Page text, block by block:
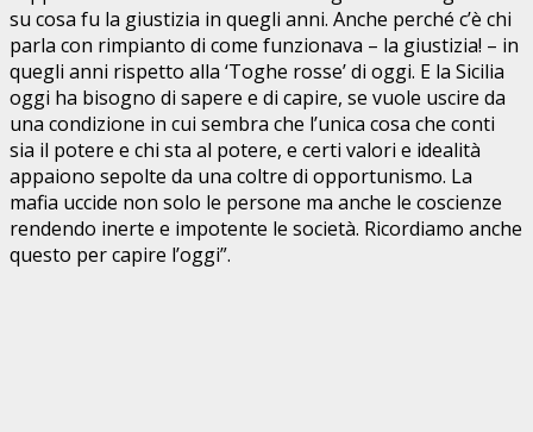
su cosa fu la giustizia in quegli anni. Anche perché c’è chi
parla con rimpianto di come funzionava – la giustizia! – in
quegli anni rispetto alla ‘Toghe rosse’ di oggi. E la Sicilia
oggi ha bisogno di sapere e di capire, se vuole uscire da
una condizione in cui sembra che l’unica cosa che conti
sia il potere e chi sta al potere, e certi valori e idealità
appaiono sepolte da una coltre di opportunismo. La
mafia uccide non solo le persone ma anche le coscienze
rendendo inerte e impotente le società. Ricordiamo anche
questo per capire l’oggi”.